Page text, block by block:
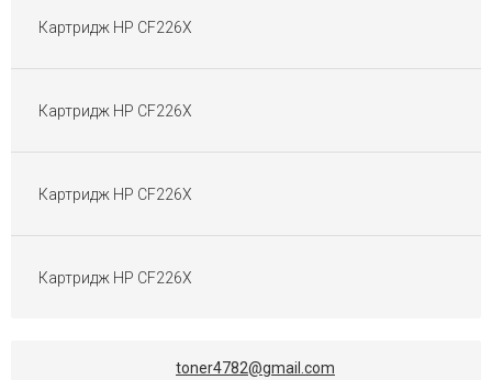
Картриджі Toshiba
Картриджі Gestetner
Картриджі для матричних принтерів
Перезаправні Картриджі
Картридж HP CF226X
Картридж HP CF226X
Картридж HP CF226X
Картридж HP CF226X
toner4782@gmail.com